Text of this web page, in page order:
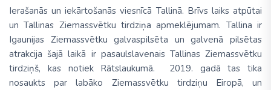
Ierašanās un iekārtošanās viesnīcā Tallinā. Brīvs laiks atpūtai
un Tallinas Ziemassvētku tirdziņa apmeklējumam. Tallina ir
Igaunijas Ziemassvētku galvaspilsēta un galvenā pilsētas
atrakcija šajā laikā irpasaulslavenais Tallinas Ziemassvētku
tirdziņš, kas notiek Rātslaukumā. 2019. gadā tas tika
nosaukts par labāko Ziemassvētku tirdziņu Eiropā, un